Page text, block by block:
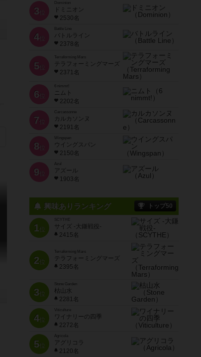
3位
Dominion
ドミニオン
2530名
4位
Battle Line
バトルライン
2378名
5位
Terraforming Mars
テラフォーミングマーズ
2371名
6位
6 nimmt!
ニムト
2202名
7位
Carcassonne
カルカソンヌ
2191名
8位
Wingspan
ウイングスパン
2150名
9位
Azul
アズール
1903名
興味ありランキング トップ50
1位
SCYTHE
サイズ -大鎌戦役-
2415名
2位
Terraforming Mars
テラフォーミングマーズ
2395名
3位
Stone Garden
枯山水
2281名
4位
Viticulture
ワイナリーの四季
2272名
5位
Agricola
アグリコラ
2120名